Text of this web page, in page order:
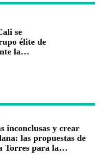
se
élite de
la
inconclusas y crear
las propuestas de
Torres para la